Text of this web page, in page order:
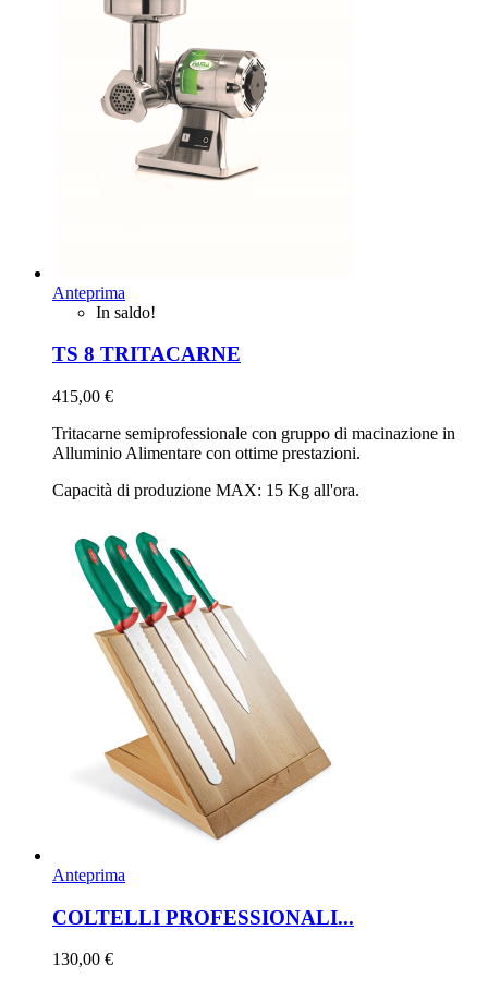
Anteprima
In saldo!
TS 8 TRITACARNE
415,00 €
Tritacarne semiprofessionale con gruppo di macinazione in
Alluminio Alimentare con ottime prestazioni.
Capacità di produzione MAX: 15 Kg all'ora.
Anteprima
COLTELLI PROFESSIONALI...
130,00 €